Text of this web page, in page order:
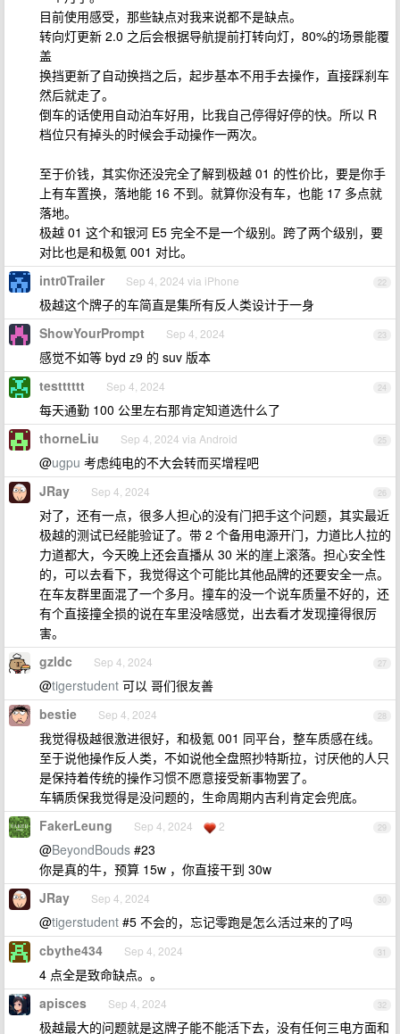
目前使用感受，那些缺点对我来说都不是缺点。
转向灯更新 2.0 之后会根据导航提前打转向灯，80%的场景能覆
盖
换挡更新了自动换挡之后，起步基本不用手去操作，直接踩刹车
然后就走了。
倒车的话使用自动泊车好用，比我自己停得好停的快。所以 R
档位只有掉头的时候会手动操作一两次。
至于价钱，其实你还没完全了解到极越 01 的性价比，要是你手
上有车置换，落地能 16 不到。就算你没有车，也能 17 多点就
落地。
极越 01 这个和银河 E5 完全不是一个级别。跨了两个级别，要
对比也是和极氪 001 对比。
22
intr0Trailer Sep 4, 2024 via iPhone
极越这个牌子的车简直是集所有反人类设计于一身
23
ShowYourPrompt Sep 4, 2024
感觉不如等 byd z9 的 suv 版本
24
testttttt Sep 4, 2024
每天通勤 100 公里左右那肯定知道选什么了
25
thorneLiu Sep 4, 2024 via Android
@ugpu 考虑纯电的不大会转而买增程吧
26
JRay Sep 4, 2024
对了，还有一点，很多人担心的没有门把手这个问题，其实最近
极越的测试已经能验证了。带 2 个备用电源开门，力道比人拉的
力道都大，今天晚上还会直播从 30 米的崖上滚落。担心安全性
的，可以去看下，我觉得这个可能比其他品牌的还要安全一点。
在车友群里面混了一个多月。撞车的没一个说车质量不好的，还
有个直接撞全损的说在车里没啥感觉，出去看才发现撞得很厉
害。
27
gzldc Sep 4, 2024
@tigerstudent 可以 哥们很友善
28
bestie Sep 4, 2024
我觉得极越很激进很好，和极氪 001 同平台，整车质感在线。
至于说他操作反人类，不如说他全盘照抄特斯拉，讨厌他的人只
是保持着传统的操作习惯不愿意接受新事物罢了。
车辆质保我觉得是没问题的，生命周期内吉利肯定会兜底。
29
FakerLeung Sep 4, 2024 2
@BeyondBouds #23
你是真的牛，预算 15w ，你直接干到 30w
30
JRay Sep 4, 2024
@tigerstudent #5 不会的，忘记零跑是怎么活过来的了吗
31
cbythe434 Sep 4, 2024
4 点全是致命缺点。。
32
apisces Sep 4, 2024
极越最大的问题就是这牌子能不能活下去，没有任何三电方面和